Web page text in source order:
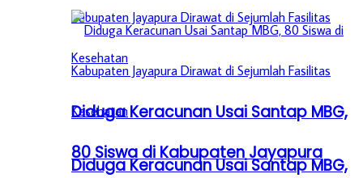
Diduga Keracunan Usai Santap MBG,
80 Siswa di Kabupaten Jayapura
Diduga Keracunan Usai Santap MBG,